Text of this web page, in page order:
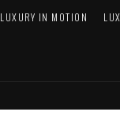
LUXURY IN MOTION